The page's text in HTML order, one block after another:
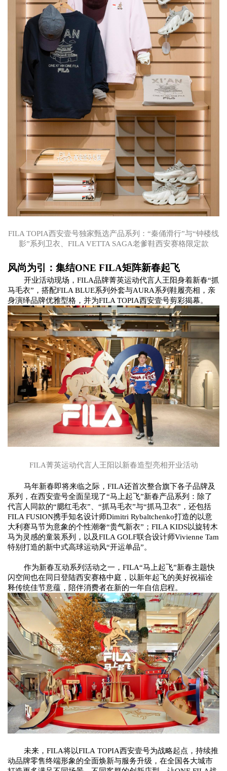
FILA TOPIA西安壹号独家甄选产品系列： “秦俑滑行”与“钟楼线
影”系列卫衣
FILA VETTA SAGA老爹鞋西安赛格限定款
风尚为引：集结ONE FILA矩阵新春起飞
开业活动现场， FILA品牌菁英运动代言人王阳身着新春“抓
马毛衣” ， 搭配FILA BLUE系列外套与AURA系列 鞋履亮相 ， 亲
身演绎品牌优雅型格 ，并为FILA TOPIA西安壹号剪彩揭幕。
FILA菁英运动代言人王阳以新春造型亮相开业活动
马年新春即将来临之际， FILA还首次整合旗下各子品牌及
系列，在西安壹号全面呈现了“马上起飞”新春产品系列：除了
代言人同款的“腮红毛衣”、“抓马毛衣”与“抓马卫衣”，还包括
FILA FUSION携手知名设计师Dimitri Rybaltchenko打造的以意
大利 赛马节为意象的个性潮奢“贵气新衣”；FILA KIDS以旋转木
马为灵感的童装系列，以及FILA GOLF联合设计师Vivienne Tam
特别打造的新中式高球运动风“开运单品”。
作为新春互动系列活动之一， FILA“马上起飞”新春主题快
闪空间也在同日登陆西安赛格中庭，以新年起飞的美好祝福诠
释传统佳节意蕴，陪伴消费者在新的一年自信启程。
未来， FILA将以FILA TOPIA西安壹号为战略起点，持续推
动品牌零售终端形象的全面焕新与服务升级，在全国各大城市